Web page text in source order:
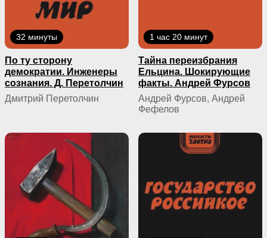
32 минуты
По ту сторону
демократии. Инженеры
сознания. Д. Перетолчин
Дмитрий Перетолчин
1 час 20 минут
Тайна переизбрания
Ельцина. Шокирующие
факты. Андрей Фурсов
Андрей Фурсов, Андрей
Фефелов